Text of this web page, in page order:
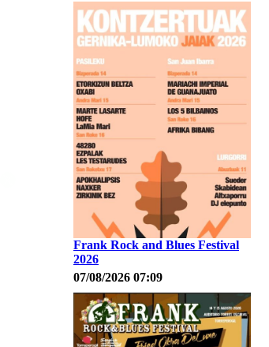
Frank Rock and Blues Festival
2026
07/08/2026 07:09